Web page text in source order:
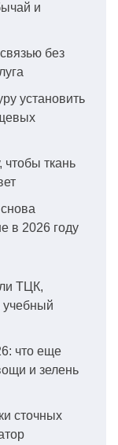
и
без
установить
чтобы ткань
в 2026 году
ТЦК,
учебный
что еще
и зелень
сточных